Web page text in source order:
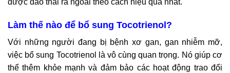
được đào thải ra ngoài theo cách hiệu quả nhất.
Làm thế nào để bổ sung Tocotrienol?
Với những người đang bị bệnh xơ gan, gan nhiễm mỡ,
việc bổ sung Tocotrienol là vô cùng quan trọng. Nó giúp cơ
thể thêm khỏe mạnh và đảm bảo các hoạt động trao đổi